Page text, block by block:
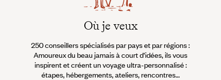
Où je veux
250 conseillers spécialisés par pays et par régions :
Amoureux du beau jamais à court d’idées, ils vous
inspirent et créent un voyage ultra-personnalisé :
étapes, hébergements, ateliers, rencontres…